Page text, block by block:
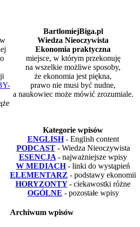
BartlomiejBiga.pl
Wiedza Nieoczywista
Ekonomia praktyczna
miejsce, w którym przekonuję
na wszelkie możliwe sposoby,
że ekonomia jest piękna,
prawo nie musi być nudne,
a naukowiec może mówić zrozumiale.
Kategorie wpisów
ENGLISH - English content
PODCAST - Wiedza Nieoczywista
ESENCJA - najważniejsze wpisy
W MEDIACH - linki do wystąpień
ELEMENTARZ - podstawy ekonomii
HORYZONTY - ciekawostki różne
OGÓLNE - pozostałe wpisy
Archiwum wpisów